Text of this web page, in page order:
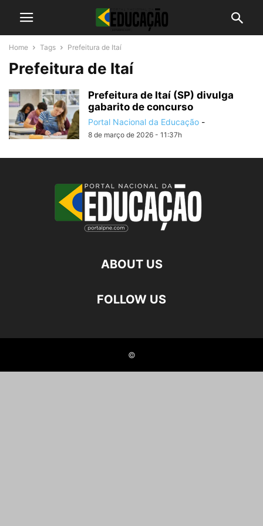
Home Tags Prefeitura de Itaí
Prefeitura de Itaí
Prefeitura de Itaí (SP) divulga
gabarito de concurso
Portal Nacional da Educação -
8 de março de 2026 - 11:37h
ABOUT US
FOLLOW US
©